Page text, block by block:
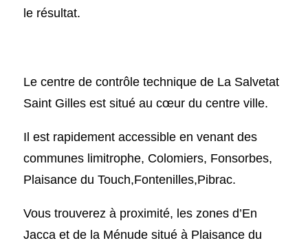
le résultat.
Le centre de contrôle technique de La Salvetat
Saint Gilles est situé au cœur du centre ville.
Il est rapidement accessible en venant des
communes limitrophe, Colomiers, Fonsorbes,
Plaisance du Touch,Fontenilles,Pibrac.
Vous trouverez à proximité, les zones d’En
Jacca et de la Ménude situé à Plaisance du